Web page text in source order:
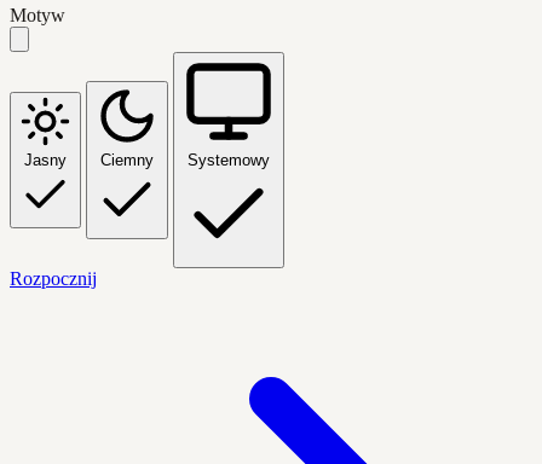
Motyw
Jasny Ciemny Systemowy
Rozpocznij